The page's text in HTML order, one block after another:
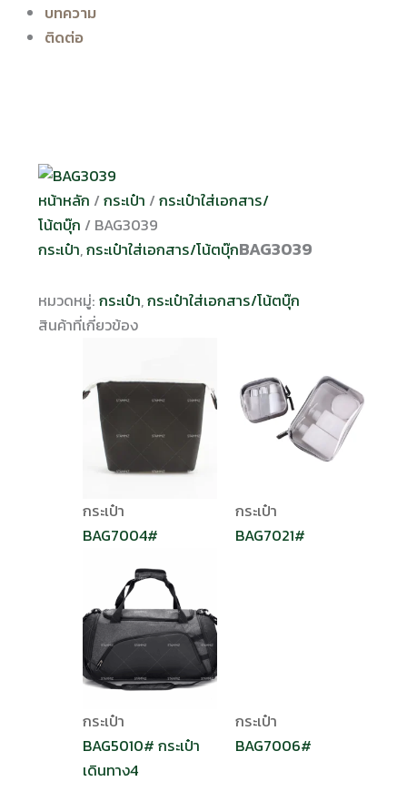
บทความ
ติดต่อ
หน้าหลัก / กระเป๋า / กระเป๋าใส่เอกสาร/
โน้ตบุ๊ก / BAG3039
กระเป๋า,กระเป๋าใส่เอกสาร/โน้ตบุ๊กBAG3039
หมวดหมู่: กระเป๋า,กระเป๋าใส่เอกสาร/โน้ตบุ๊ก
สินค้าที่เกี่ยวข้อง
กระเป๋า
BAG7004#
กระเป๋า
BAG7021#
กระเป๋า
BAG5010# กระเป๋า
เดินทาง4
กระเป๋า
BAG7006#